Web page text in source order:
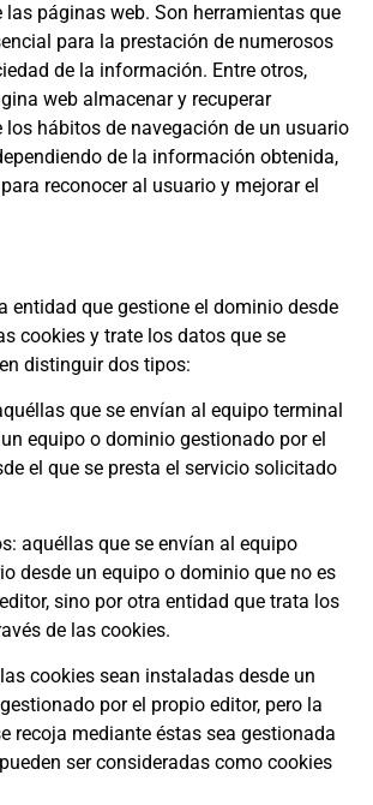
las páginas web. Son herramientas que
para la prestación de numerosos
de la información. Entre otros,
web almacenar y recuperar
hábitos de navegación de un usuario
de la información obtenida,
reconocer al usuario y mejorar el
entidad que gestione el dominio desde
cookies y trate los datos que se
distinguir dos tipos:
que se envían al equipo terminal
equipo o dominio gestionado por el
el que se presta el servicio solicitado
aquéllas que se envían al equipo
desde un equipo o dominio que no es
sino por otra entidad que trata los
de las cookies.
cookies sean instaladas desde un
por el propio editor, pero la
recoja mediante éstas sea gestionada
ser consideradas como cookies